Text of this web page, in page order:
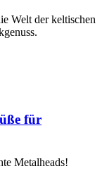
Welt der keltischen
für
Metalheads!